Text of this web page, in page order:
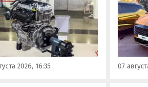
индекс 414320.
дня» удалось
ознакомиться с
на выставке
в Екатеринбурге.
2026, 16:35
на
Москве
07